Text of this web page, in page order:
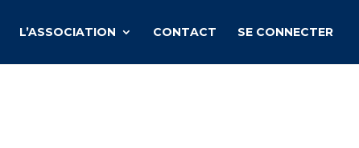
L’ASSOCIATION CONTACT SE CONNECTER